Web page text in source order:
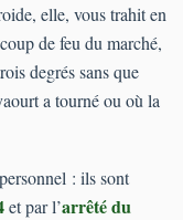
elle, vous trahit en
de feu du marché,
degrés sans que
a tourné ou où la
: ils sont
et par l’arrêté du